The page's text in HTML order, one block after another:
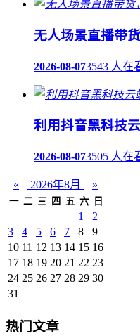
无人场景直播带
2026-08-073543 人在
利用抖音黑科技
2026-08-073505 人在
« 2026年8月 »
一 二 三 四 五 六 日
1
2
3
4 5 6 7 8
9
10 11 12 13 14 15 16
17 18 19 20 21 22 23
24 25 26 27 28 29 30
31
热门文章